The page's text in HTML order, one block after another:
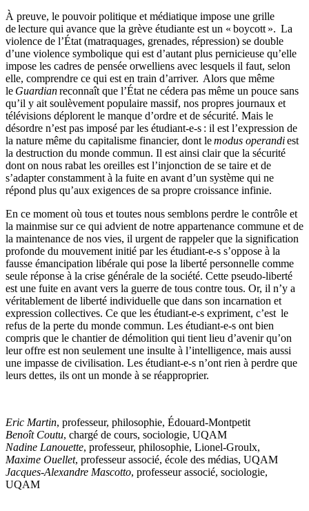
À preuve, le pouvoir politique et médiatique impose une grille
de lecture qui avance que la grève étudiante est un « boycott ». La
violence de l’État (matraquages, grenades, répression) se double
d’une violence symbolique qui est d’autant plus pernicieuse qu’elle
impose les cadres de pensée orwelliens avec lesquels il faut, selon
elle, comprendre ce qui est en train d’arriver. Alors que même
le Guardianreconnaît que l’État ne cédera pas même un pouce sans
qu’il y ait soulèvement populaire massif, nos propres journaux et
télévisions déplorent le manque d’ordre et de sécurité. Mais le
désordre n’est pas imposé par les étudiant-e-s : il est l’expression de
la nature même du capitalisme financier, dont lemodus operandiest
la destruction du monde commun. Il est ainsi clair que la sécurité
dont on nous rabat les oreilles est l’injonction de se taire et de
s’adapter constamment à la fuite en avant d’un système qui ne
répond plus qu’aux exigences de sa propre croissance infinie.
En ce moment où tous et toutes nous semblons perdre le contrôle et
la mainmise sur ce qui advient de notre appartenance commune et de
la maintenance de nos vies, il urgent de rappeler que la signification
profonde du mouvement initié par les étudiant-e-s s’oppose à la
fausse émancipation libérale qui pose la liberté personnelle comme
seule réponse à la crise générale de la société. Cette pseudo-liberté
est une fuite en avant vers la guerre de tous contre tous. Or, il n’y a
véritablement de liberté individuelle que dans son incarnation et
expression collectives. Ce que les étudiant-e-s expriment, c’est le
refus de la perte du monde commun. Les étudiant-e-s ont bien
compris que le chantier de démolition qui tient lieu d’avenir qu’on
leur offre est non seulement une insulte à l’intelligence, mais aussi
une impasse de civilisation. Les étudiant-e-s n’ont rien à perdre que
leurs dettes, ils ont un monde à se réapproprier.
Eric Martin, professeur, philosophie, Édouard-Montpetit
Benoît Coutu, chargé de cours, sociologie, UQAM
Nadine Lanouette, professeur, philosophie, Lionel-Groulx,
Maxime Ouellet, professeur associé, école des médias, UQAM
Jacques-Alexandre Mascotto, professeur associé, sociologie,
UQAM